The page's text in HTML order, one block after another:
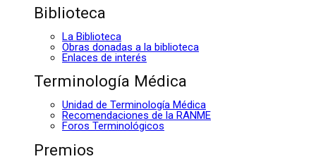
Biblioteca
La Biblioteca
Obras donadas a la biblioteca
Enlaces de interés
Terminología Médica
Unidad de Terminología Médica
Recomendaciones de la RANME
Foros Terminológicos
Premios